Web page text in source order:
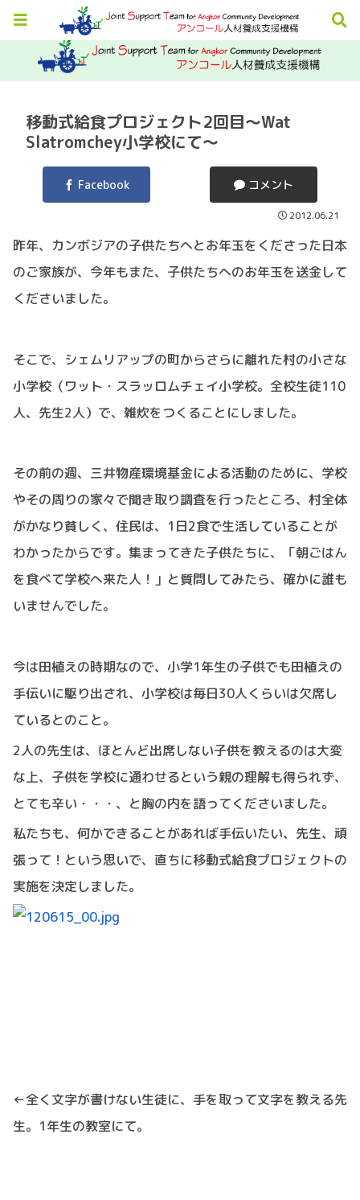
移動式給食プロジェクト2回目～Wat
Slatromchey小学校にて～
Facebook コメント
2012.06.21
昨年、カンボジアの子供たちへとお年玉をくださった日本
のご家族が、今年もまた、子供たちへのお年玉を送金して
くださいました。
そこで、シェムリアップの町からさらに離れた村の小さな
小学校（ワット・スラッロムチェイ小学校。全校生徒110
人、先生2人）で、雑炊をつくることにしました。
その前の週、三井物産環境基金による活動のために、学校
やその周りの家々で聞き取り調査を行ったところ、村全体
がかなり貧しく、住民は、1日2食で生活していることが
わかったからです。集まってきた子供たちに、「朝ごはん
を食べて学校へ来た人！」と質問してみたら、確かに誰も
いませんでした。
今は田植えの時期なので、小学1年生の子供でも田植えの
手伝いに駆り出され、小学校は毎日30人くらいは欠席し
ているとのこと。
2人の先生は、ほとんど出席しない子供を教えるのは大変
な上、子供を学校に通わせるという親の理解も得られず、
とても辛い・・・、と胸の内を語ってくださいました。
私たちも、何かできることがあれば手伝いたい、先生、頑
張って！という思いで、直ちに移動式給食プロジェクトの
実施を決定しました。
←全く文字が書けない生徒に、手を取って文字を教える先
生。1年生の教室にて。